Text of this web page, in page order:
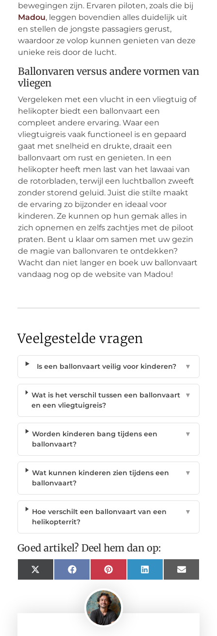
bewegingen zijn. Ervaren piloten, zoals die bij
Madou, leggen bovendien alles duidelijk uit
en stellen de jongste passagiers gerust,
waardoor ze volop kunnen genieten van deze
unieke reis door de lucht.
Ballonvaren versus andere vormen van
vliegen
Vergeleken met een vlucht in een vliegtuig of
helikopter biedt een ballonvaart een
compleet andere ervaring. Waar een
vliegtuigreis vaak functioneel is en gepaard
gaat met snelheid en drukte, draait een
ballonvaart om rust en genieten. In een
helikopter heeft men last van het lawaai van
de rotorbladen, terwijl een luchtballon zweeft
zonder storend geluid. Juist die stilte maakt
de ervaring zo bijzonder en ideaal voor
kinderen. Ze kunnen op hun gemak alles in
zich opnemen en zelfs zachtjes met de piloot
praten. Bent u klaar om samen met uw gezin
de magie van ballonvaren te ontdekken?
Wacht dan niet langer en boek uw ballonvaart
vandaag nog op de website van Madou!
Veelgestelde vragen
Is een ballonvaart veilig voor kinderen? ▼
Wat is het verschil tussen een ballonvaart
en een vliegtuigreis?
▼
Worden kinderen bang tijdens een
ballonvaart?
▼
Wat kunnen kinderen zien tijdens een
ballonvaart?
▼
Hoe verschilt een ballonvaart van een
helikopterrit?
▼
Goed artikel? Deel hem dan op:
X
(Twitter)
FacebookPinterest LinkedIn Email